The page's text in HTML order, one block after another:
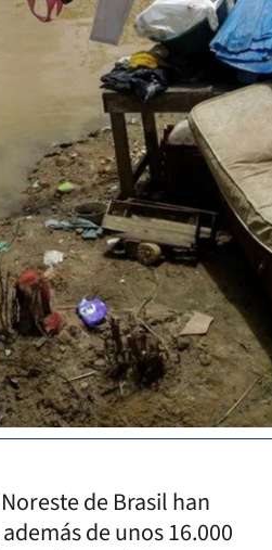
de Brasil han
de unos 16.000